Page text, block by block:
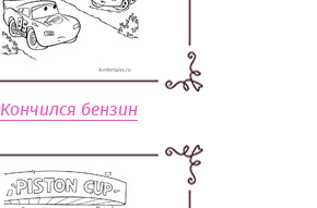
Кончился бензин